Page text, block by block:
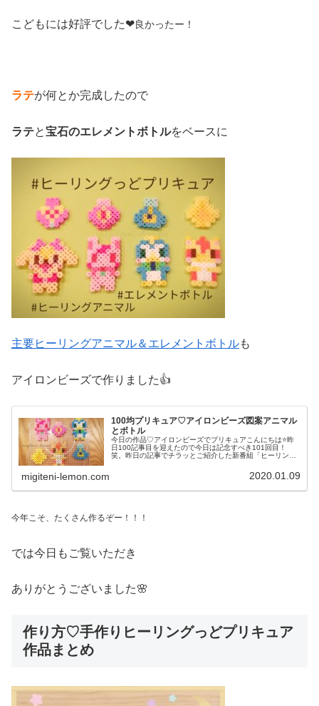
こどもには好評でした❤良かったー！
ラテが何とか完成したので
ラテと宝石のエレメントボトルをベースに
主要ヒーリングアニマル＆エレメントボトルも
アイロンビーズで作りました👍
100均プリキュア♡アイロンビーズ図案アニマル
とボトル
今日の作品♡アイロンビーズでプリキュアこんにちは⭐昨
日100記事目を迎えたので今日は記念すべき101回目！
笑。昨日の記事でチラッとご紹介した新番組「ヒーリング
migiteni-lemon.com 2020.01.09
今年こそ、たくさん作るぞー！！！
では今日もご覧いただき
ありがとうございました🌸
作り方♡手作りヒーリングっどプリキュア
作品まとめ